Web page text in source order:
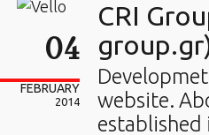
04
FEBRUARY
2014
CRI
website.
established